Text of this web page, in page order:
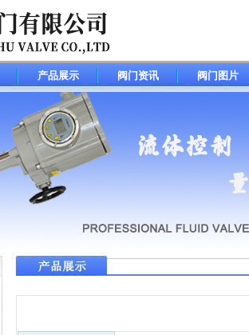
产品展示 阀门资讯 阀门图片